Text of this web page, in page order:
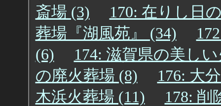
斎場 (3)
170: 在りし日
葬場『湖風苑』 (34)
(6)
174: 滋賀県の美し
の廃火葬場 (8)
176: 大
木浜火葬場 (11)
178: 削